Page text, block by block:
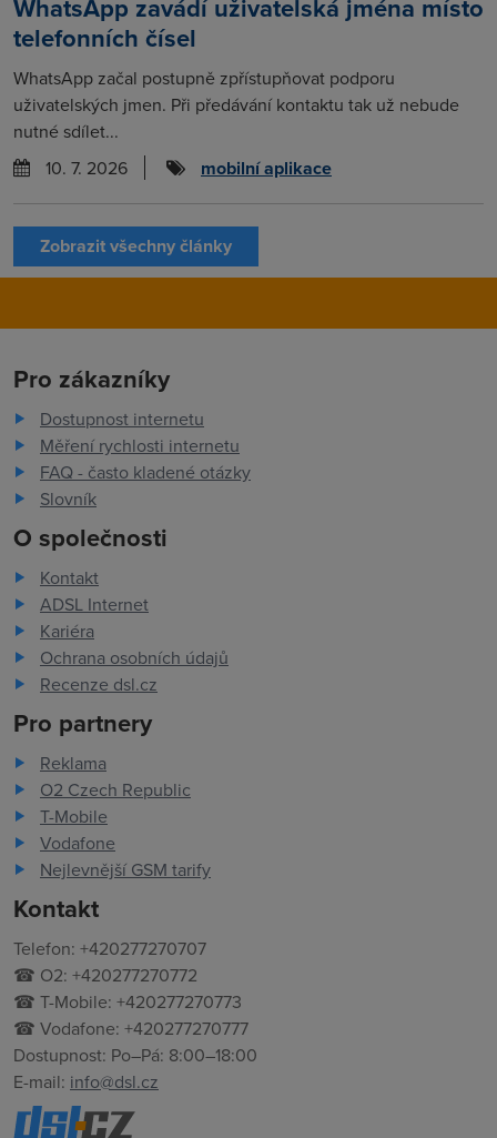
WhatsApp zavádí uživatelská jména místo
telefonních čísel
WhatsApp začal postupně zpřístupňovat podporu
uživatelských jmen. Při předávání kontaktu tak už nebude
nutné sdílet...
10. 7. 2026
mobilní aplikace
Zobrazit všechny články
Pro zákazníky
Dostupnost internetu
Měření rychlosti internetu
FAQ - často kladené otázky
Slovník
O společnosti
Kontakt
ADSL Internet
Kariéra
Ochrana osobních údajů
Recenze dsl.cz
Pro partnery
Reklama
O2 Czech Republic
T-Mobile
Vodafone
Nejlevnější GSM tarify
Kontakt
Telefon: +420277270707
☎ O2: +420277270772
☎ T-Mobile: +420277270773
☎ Vodafone: +420277270777
Dostupnost: Po–Pá: 8:00–18:00
E-mail: info@dsl.cz